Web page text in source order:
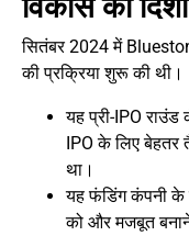
विकास की दिशा
सितंबर 2024 में
की प्रक्रिया शुरू की थी।
यह प्री-IPO
IPO के लिए बेहतर
था।
यह फंडिंग कंपनी के
को और मजबूत